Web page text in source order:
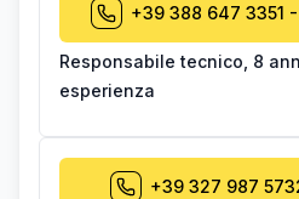
+39 388 647 3351 -
Responsabile tecnico 8
esperienza
+39 327 987